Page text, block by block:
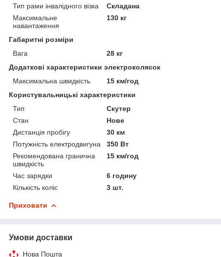
Тип рами інвалідного візка
Складана
Максимальне
навантаження
130 кг
Габаритні розміри
Вага
28 кг
Додаткові характеристики электроколясок
Максимальна швидкість
15 км/год
Користувальницькі характеристики
Тип
Скутер
Стан
Нове
Дистанція пробігу
30 км
Потужність електродвигуна
350 Вт
Рекомендована гранична
швидкість
15 км/год
Час зарядки
6 годину
Кількість коліс
3 шт.
Приховати
Умови доставки
Нова Пошта